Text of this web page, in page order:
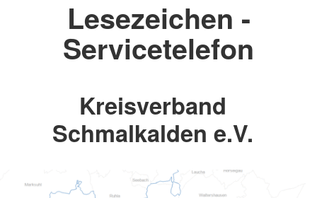
Lesezeichen -
Servicetelefon
Kreisverband
Schmalkalden e.V.